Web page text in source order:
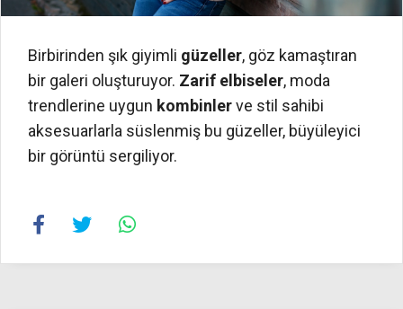
Birbirinden şık giyimli güzeller, göz kamaştıran
bir galeri oluşturuyor. Zarif elbiseler, moda
trendlerine uygun kombinlerve stil sahibi
aksesuarlarla süslenmiş bu güzeller, büyüleyici
bir görüntü sergiliyor.